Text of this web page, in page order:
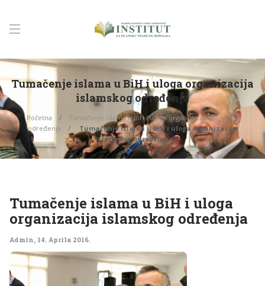
Tumačenje islama u BiH i uloga organizacija
islamskog određenja
Početna
Tumačenje islama u BiH i uloga organizacija islamskog
određenja
Tumačenje islama u BiH i uloga organizacija
islamskog određenja
Tumačenje islama u BiH i uloga
organizacija islamskog određenja
Admin, 14. Aprila 2016.